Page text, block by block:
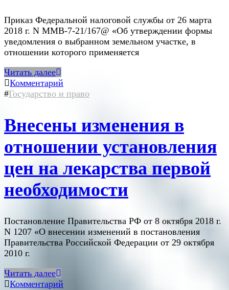
Приказ Федеральной налоговой службы от 26 марта
2018 г. N ММВ-7-21/167@ «Об утверждении формы
уведомления о выбранном земельном участке, в
отношении которого применяется
Читать далее
Комментарий
#Государство и право
Внесены изменения в
отношении установления
цен на лекарства первой
необходимости
Постановление Правительства РФ от 8 октября 2018 г.
N 1207 «О внесении изменений в постановления
Правительства Российской Федерации от 29 октября
2010 г.
Читать далее
Комментарий